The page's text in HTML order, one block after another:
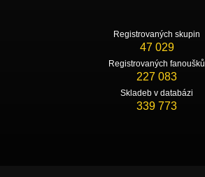
Registrovaných skupin
47 029
Registrovaných fanoušků
227 083
Skladeb v databázi
339 773